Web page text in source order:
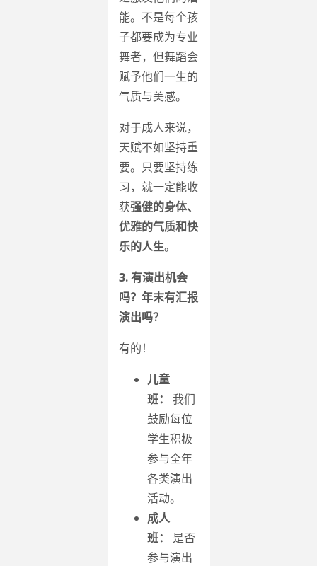
能。不是每个孩
子都要成为专业
舞者，但舞蹈会
赋予他们一生的
气质与美感。
对于成人来说，
天赋不如坚持重
要。只要坚持练
习，就一定能收
获强健的身体、
优雅的气质和快
乐的人生。
3. 有演出机会
吗？年末有汇报
演出吗？
有的！
儿童
班：
我们
鼓励每位
学生积极
参与全年
各类演出
活动。
成人
班：
是否
参与演出